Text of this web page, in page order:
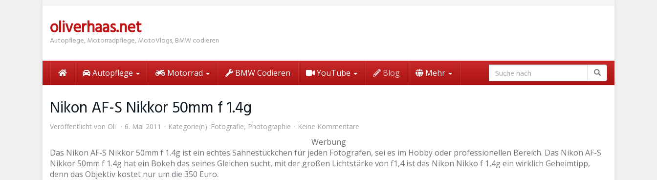
oliverhaas.net
Autopflege, Motorradpflege, MotoVlogs, BMW codieren
Autopflege Motorrad BMW Codieren YouTube Blog Mehr
Nikon AF-S Nikkor 50mm f 1.4g
Veröffentlicht von Oli 6. Mai 2011 Kategorie(n): Fotografie, Photographie Keine Kommentare
Werbung
Das Nikon AF-S Nikkor 50mm f 1.4g ist ein echtes Sahnestückchen für jeden Fotografen, sei es im Hobby oder professionellen Bereich. Das Nikon AF-S
Nikkor 50mm f 1.4g hat ein Bokeh das seines Gleichen sucht, mit der großen Lichtstärke von f1,4 ist das Nikon Nikko f 1,4g ein wirklich Geheimtipp,
denn das Objektiv kostet nur um die 350 Euro.